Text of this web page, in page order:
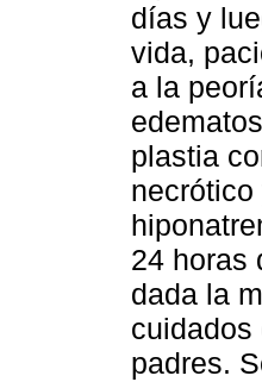
días y
vida,
a la
plastia
24 horas
dada la
cuidados
padres.